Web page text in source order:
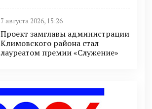
7 августа 2026, 15:26
Проект замглавы администрации
Климовского района стал
лауреатом премии «Служение»